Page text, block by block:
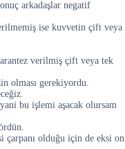
arkadaşlar negatif
ise kuvvetin çift veya
verilmiş çift veya tek
olması gerekiyordu.
bu işlemi aşacak olursam
çarpanı olduğu için de eksi on